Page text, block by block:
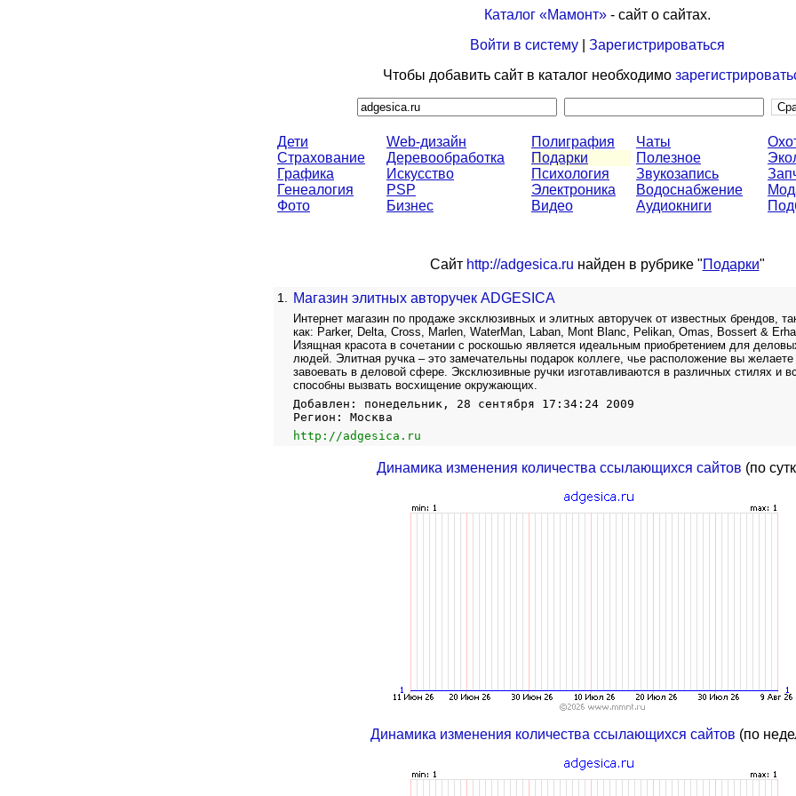
Каталог «Мамонт»- сайт о сайтах.
Войти в систему| Зарегистрироваться
Чтобы добавить сайт в каталог необходимо
Дети
Страхование
Графика
Генеалогия
Фото
Web-дизайн
Деревообработка
Искусство
PSP
Бизнес
Полиграфия
Подарки
Психология
Электроника
Видео
Чаты
Полезное
Звукозапись
Водоснабжение
Аудиокниги
Сайт http://adgesica.ru найден в рубрике "Подарки"
1. Магазин элитных авторучек ADGESICA
Интернет магазин по продаже эксклюзивных и элитных авторучек от известных брендов,
как: Parker, Delta, Cross, Marlen, WaterMan, Laban, Mont Blanc, Pelikan, Omas, Bossert &
Изящная красота в сочетании с роскошью является идеальным приобретением для
людей. Элитная ручка – это замечательны подарок коллеге, чье расположение вы желаете
завоевать в деловой сфере. Эксклюзивные ручки изготавливаются в различных стилях и
способны вызвать восхищение окружающих.
Добавлен: понедельник, 28 сентября 17:34:24 2009
Регион: Москва
http://adgesica.ru
Динамика изменения количества ссылающихся сайтов (по
Динамика изменения количества ссылающихся сайтов (по